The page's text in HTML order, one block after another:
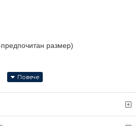
размер)
и произход